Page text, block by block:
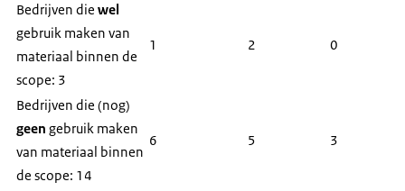
Bedrijven die wel
gebruik maken van
materiaal binnen de
scope: 3
1 2 0
Bedrijven die (nog)
geen gebruik maken
van materiaal binnen
de scope: 14
6 5 3